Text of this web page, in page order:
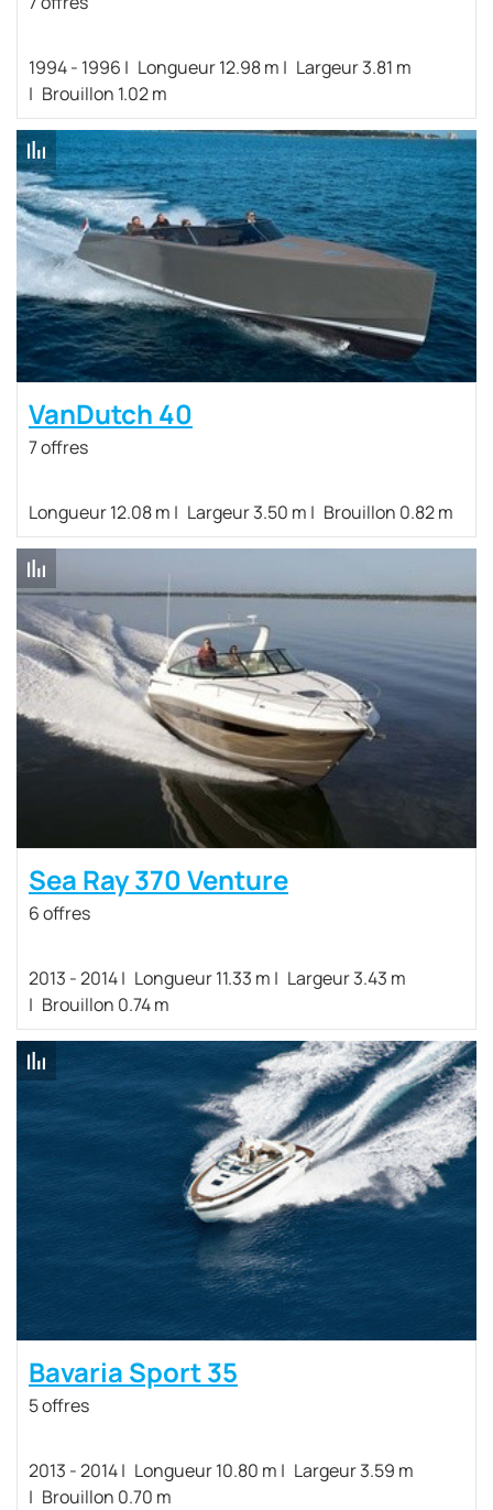
1994 - 1996 Longueur 12.98 m
Largeur 3.81 m
Brouillon 1.02 m
VanDutch 40
7 offres
Longueur 12.08 m Largeur 3.50 m Brouillon 0.82 m
Sea Ray 370 Venture
6 offres
2013 - 2014 Longueur 11.33 m
Largeur 3.43 m
Brouillon 0.74 m
Bavaria Sport 35
5 offres
2013 - 2014 Longueur 10.80 m
Largeur 3.59 m
Brouillon 0.70 m